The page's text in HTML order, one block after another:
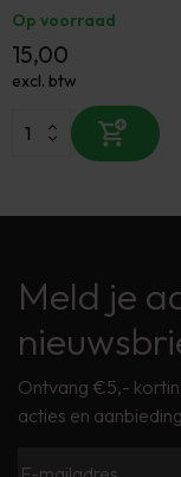
Op voorraad
15,00
excl. btw
Meld je
Ontvang €5,-
acties en